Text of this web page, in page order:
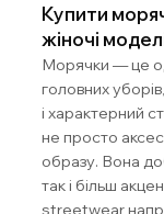
Купити
жіночі
Морячки — це
головних
і характерний
не просто
образу. Вона
так і більш